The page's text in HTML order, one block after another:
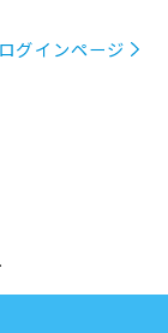
グインページ